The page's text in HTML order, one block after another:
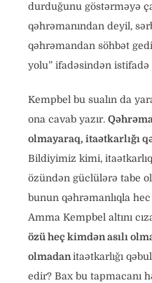
durduğunu göstərməyə
qəhrəmanından deyil,
qəhrəmandan söhbət
yolu” ifadəsindən
Kempbel bu sualın da
ona cavab yazır.
olmayaraq, itaətkarlığı
Bildiyimiz kimi,
özündən güclülərə tabe
bunun qəhrəmanlıqla
Amma Kempbel altını
özü heç kimdən asılı
olmadanitaətkarlığı
edir? Bax bu tapmacanı